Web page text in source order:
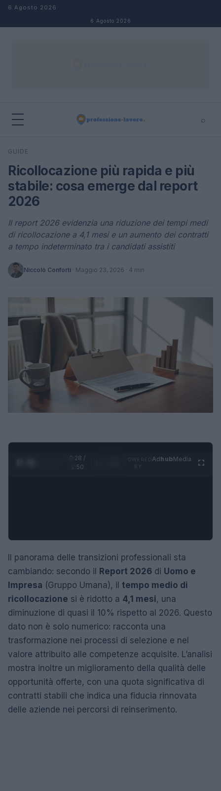
Salta al contenuto
6 Agosto 2026
6 Agosto 2026
⌕
Cerca
GUIDE
Ricollocazione più rapida e più
stabile: cosa emerge dal report
2026
Il report 2026 evidenzia una riduzione dei tempi medi
di ricollocazione a 4,1 mesi e un aumento dei contratti
a tempo indeterminato tra i candidati assistiti
Niccolò Conforti · Maggio 23, 2026 · 4 min
0:29 /
1:50
AdhubMedia
Il panorama delle transizioni professionali sta
cambiando: secondo il
Report 2026 di Uomo e
Impresa (Gruppo Umana), il tempo medio di
ricollocazione si è ridotto a 4,1 mesi, una
diminuzione di quasi il 10% rispetto al 2026. Questo
dato non è solo numerico: racconta una
trasformazione nei processi di selezione e nel
valore attribuito alle competenze acquisite. L’analisi
mostra inoltre un miglioramento della qualità delle
opportunità offerte, con una quota significativa di
contratti stabili che indica una fiducia rinnovata
delle aziende nei percorsi di reinserimento.